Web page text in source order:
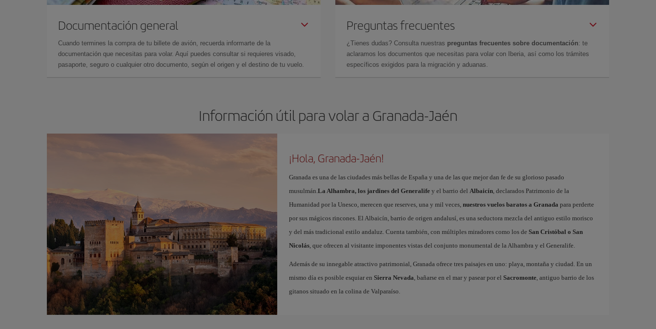
Documentación general
Cuando termines la compra de tu billete de avión, recuerda informarte de la
documentación que necesitas para volar. Aquí puedes consultar si requieres visado,
pasaporte, seguro o cualquier otro documento, según el origen y el destino de tu vuelo.
Preguntas frecuentes
¿Tienes dudas? Consulta nuestras preguntas frecuentes sobre documentación: te
aclaramos los documentos que necesitas para volar con Iberia, así como los trámites
específicos exigidos para la migración y aduanas.
Información útil para volar a Granada-Jaén
¡Hola, Granada-Jaén!
Granada es una de las ciudades más bellas de España y una de las que mejor dan fe de su glorioso pasado
musulmán.La Alhambra, los jardines del Generalifey el barrio del Albaicín, declarados Patrimonio de la
Humanidad por la Unesco, merecen que reserves, una y mil veces, nuestros vuelos baratos a Granada para perderte
por sus mágicos rincones. El Albaicín, barrio de origen andalusí, es una seductora mezcla del antiguo estilo morisco
y del más tradicional estilo andaluz. Cuenta también, con múltiples miradores como los de San Cristóbal o San
Nicolás, que ofrecen al visitante imponentes vistas del conjunto monumental de la Alhambra y el Generalife.
Además de su innegable atractivo patrimonial, Granada ofrece tres paisajes en uno: playa, montaña y ciudad. En un
mismo día es posible esquiar en Sierra Nevada, bañarse en el mar y pasear por el Sacromonte, antiguo barrio de los
gitanos situado en la colina de Valparaíso.